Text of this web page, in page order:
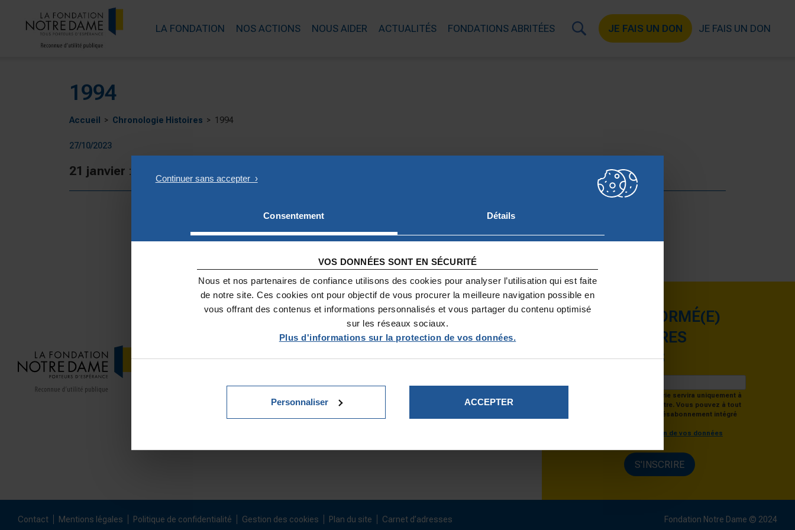
Consentement Détails
VOS DONNÉES SONT EN SÉCURITÉ
Nous et nos partenaires de confiance utilisons des cookies pour analyser l’utilisation qui est faite
de notre site. Ces cookies ont pour objectif de vous procurer la meilleure navigation possible en
vous offrant des contenus et informations personnalisés et vous partager du contenu optimisé
sur les réseaux sociaux.
Plus d'informations sur la protection de vos données.
Personnaliser ACCEPTER
LA FONDATION NOS ACTIONS NOUS AIDER ACTUALITÉS FONDATIONS ABRITÉES JE FAIS UN DON JE FAIS UN DON
1994
Accueil Chronologie Histoires 1994
27/10/2023
21 janvier : Présentation officielle de la Fondation Notre Dame lors d’une Conférence de presse.
RESTEZ INFORMÉ(E)
DES DERNIÈRES
ACTUALITÉS
Votre adresse de messagerie servira uniquement à
vous envoyer notre info-lettre. Vous pouvez à tout
moment utiliser le lien de désabonnement intégré
En savoir plus sur la gestion de vos données
S'INSCRIRE
Contact Mentions légales Politique de confidentialité Gestion des cookies Plan du site Carnet d’adresses Fondation Notre Dame © 2024